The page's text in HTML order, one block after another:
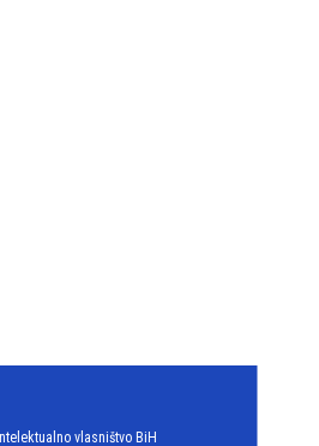
vlasništvo BiH